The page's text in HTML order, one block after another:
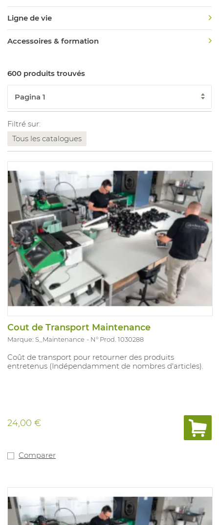
Ligne de vie
Accessoires & formation
600 produits trouvés
Filtré sur:
Tous les catalogues
Cout de Transport Maintenance
Marque: S_Maintenance N° Prod. 1030288
Coût de transport pour retourner des produits
entretenus (Indépendamment de nombres d'articles).
24,00 €
Comparer